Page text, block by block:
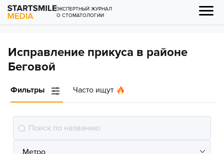
ЭКСПЕРТНЫЙ ЖУРНАЛ
О СТОМАТОЛОГИИ
Исправление прикуса в районе
Беговой
Фильтры Часто ищут